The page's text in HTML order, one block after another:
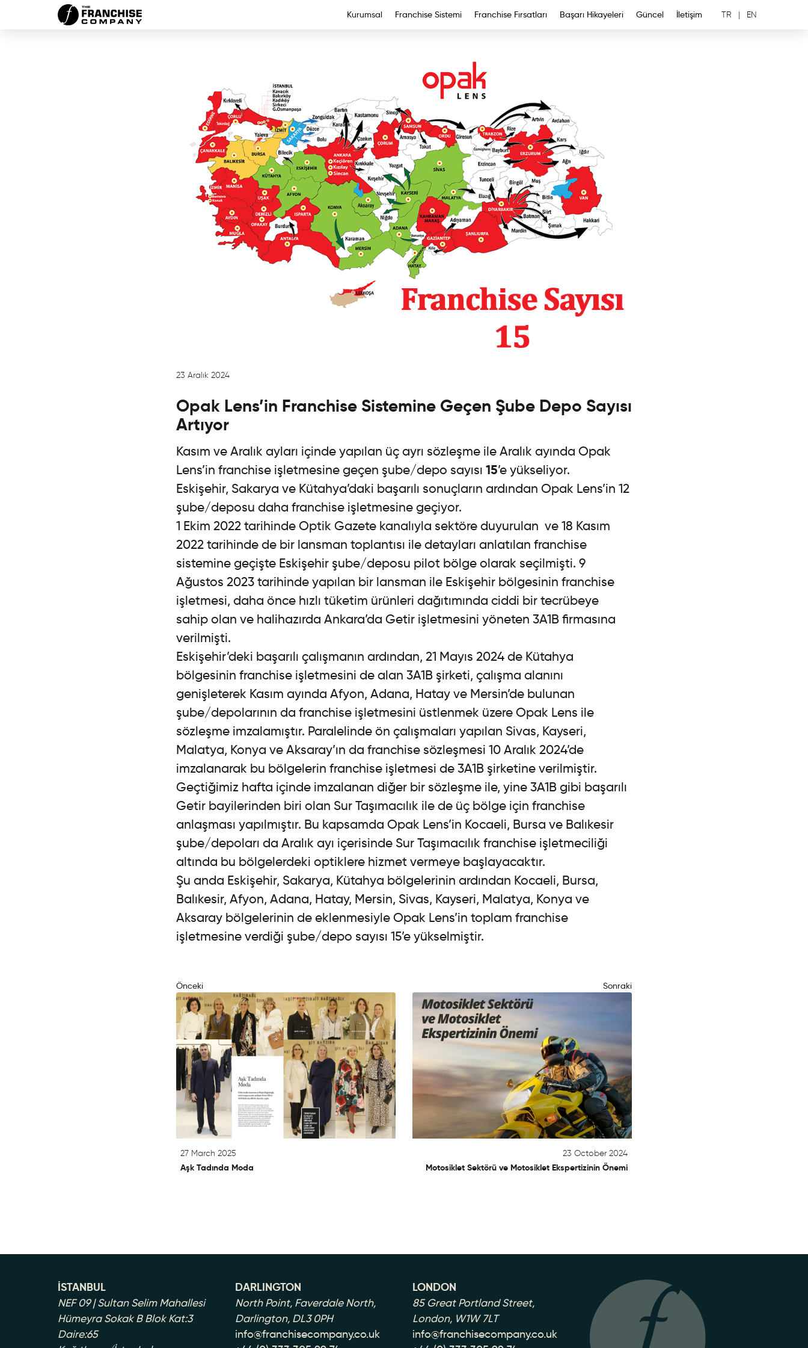
Kurumsal Franchise Sistemi Franchise Fırsatları Başarı Hikayeleri Güncel İletişim TR | EN
23 Aralık 2024
Opak Lens’in Franchise Sistemine Geçen Şube Depo Sayısı
Artıyor
Kasım ve Aralık ayları içinde yapılan üç ayrı sözleşme ile Aralık ayında Opak
Lens’in franchise işletmesine geçen şube/depo sayısı 15’e yükseliyor.
Eskişehir, Sakarya ve Kütahya’daki başarılı sonuçların ardından Opak Lens’in 12
şube/deposu daha franchise işletmesine geçiyor.
1 Ekim 2022 tarihinde Optik Gazete kanalıyla sektöre duyurulan ve 18 Kasım
2022 tarihinde de bir lansman toplantısı ile detayları anlatılan franchise
sistemine geçişte Eskişehir şube/deposu pilot bölge olarak seçilmişti. 9
Ağustos 2023 tarihinde yapılan bir lansman ile Eskişehir bölgesinin franchise
işletmesi, daha önce hızlı tüketim ürünleri dağıtımında ciddi bir tecrübeye
sahip olan ve halihazırda Ankara’da Getir işletmesini yöneten 3A1B firmasına
verilmişti.
Eskişehir’deki başarılı çalışmanın ardından, 21 Mayıs 2024 de Kütahya
bölgesinin franchise işletmesini de alan 3A1B şirketi, çalışma alanını
genişleterek Kasım ayında Afyon, Adana, Hatay ve Mersin’de bulunan
şube/depolarının da franchise işletmesini üstlenmek üzere Opak Lens ile
sözleşme imzalamıştır. Paralelinde ön çalışmaları yapılan Sivas, Kayseri,
Malatya, Konya ve Aksaray’ın da franchise sözleşmesi 10 Aralık 2024’de
imzalanarak bu bölgelerin franchise işletmesi de 3A1B şirketine verilmiştir.
Geçtiğimiz hafta içinde imzalanan diğer bir sözleşme ile, yine 3A1B gibi başarılı
Getir bayilerinden biri olan Sur Taşımacılık ile de üç bölge için franchise
anlaşması yapılmıştır. Bu kapsamda Opak Lens’in Kocaeli, Bursa ve Balıkesir
şube/depoları da Aralık ayı içerisinde Sur Taşımacılık franchise işletmeciliği
altında bu bölgelerdeki optiklere hizmet vermeye başlayacaktır.
Şu anda Eskişehir, Sakarya, Kütahya bölgelerinin ardından Kocaeli, Bursa,
Balıkesir, Afyon, Adana, Hatay, Mersin, Sivas, Kayseri, Malatya, Konya ve
Aksaray bölgelerinin de eklenmesiyle Opak Lens’in toplam franchise
işletmesine verdiği şube/depo sayısı 15’e yükselmiştir.
Önceki
27 March 2025
Aşk Tadında Moda
Sonraki
23 October 2024
Motosiklet Sektörü ve Motosiklet Ekspertizinin Önemi
İSTANBUL
NEF 09 | Sultan Selim Mahallesi
Hümeyra Sokak B Blok Kat:3
Daire:65
DARLINGTON
North Point, Faverdale North,
Darlington, DL3 0PH
info@franchisecompany.co.uk
LONDON
85 Great Portland Street,
London, W1W 7LT
info@franchisecompany.co.uk